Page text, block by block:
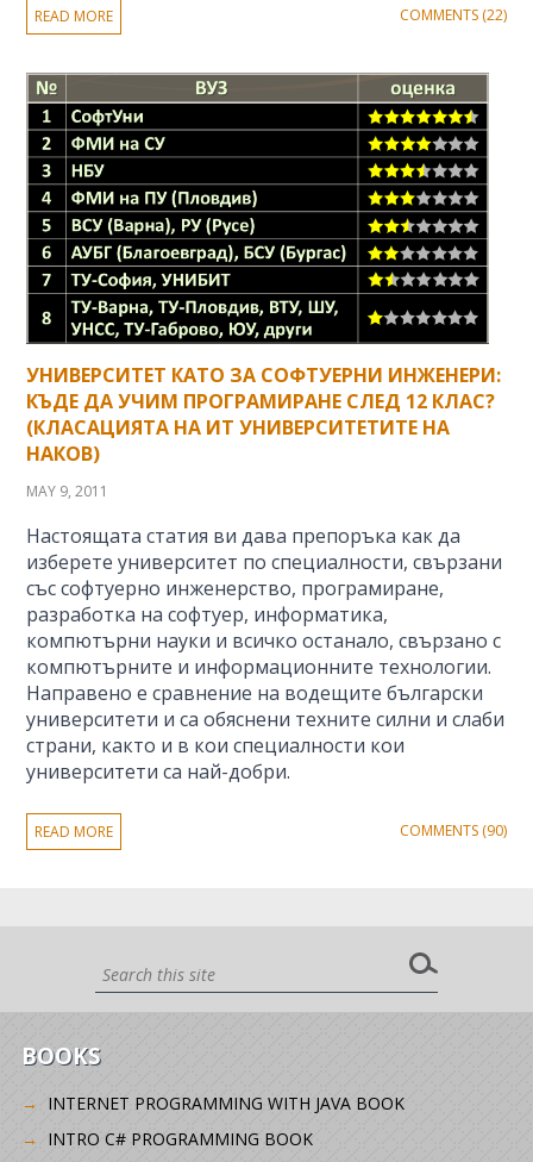
READ MORE COMMENTS (22)
УНИВЕРСИТЕТ КАТО ЗА СОФТУЕРНИ ИНЖЕНЕРИ:
КЪДЕ ДА УЧИМ ПРОГРАМИРАНЕ СЛЕД 12 КЛАС?
(КЛАСАЦИЯТА НА ИТ УНИВЕРСИТЕТИТЕ НА
НАКОВ)
MAY 9, 2011
Настоящата статия ви дава препоръка как да
изберете университет по специалности, свързани
със софтуерно инженерство, програмиране,
разработка на софтуер, информатика,
компютърни науки и всичко останало, свързано с
компютърните и информационните технологии.
Направено е сравнение на водещите български
университети и са обяснени техните силни и слаби
страни, както и в кои специалности кои
университети са най-добри.
READ MORE COMMENTS (90)
BOOKS
INTERNET PROGRAMMING WITH JAVA BOOK
INTRO C# PROGRAMMING BOOK